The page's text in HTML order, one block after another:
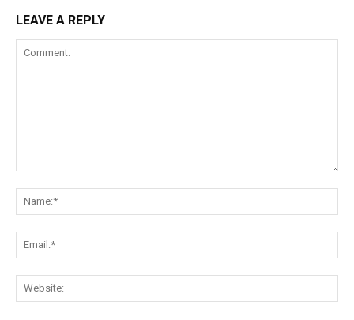
LEAVE A REPLY